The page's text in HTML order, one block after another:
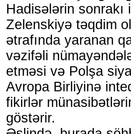
Hadisələrin sonrakı
Zelenskiyə təqdim
ətrafında yaranan
vəzifəli
etməsi və Polşa
Avropa Birliyinə
fikirlər
göstərir.